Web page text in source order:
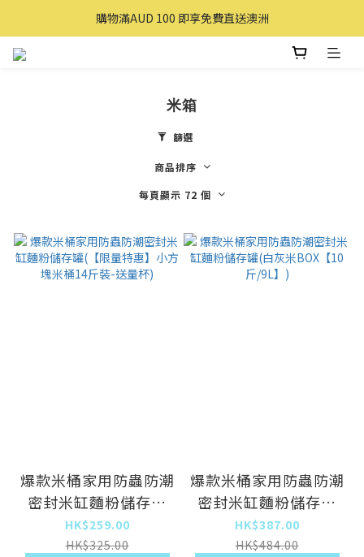
購買滿 $100 即享免費送貨(香港本地)
購物滿AUD 100 即享免費直送澳洲
米箱
篩選
商品排序
每頁顯示 72 個
爆款米桶家用防蟲防潮
密封米缸麵粉儲存罐
(【限量特惠】小方塊
米桶14斤裝-送量杯)
HK$259.00
HK$325.00
爆款米桶家用防蟲防潮
密封米缸麵粉儲存罐
(白灰米BOX【10
斤/9L】)
HK$387.00
HK$484.00